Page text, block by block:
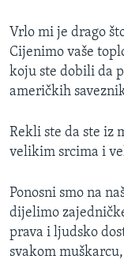
SLOBODA MEDIJA
ŽENSKA STRANA
IZBJEGLIČKA
O GLASU AMERIKE
Learning English
PRATITE NAS
Vrlo mi je drago
Cijenimo vaše
koju ste dobili da
američkih
Rekli ste da ste iz
velikim srcima i
Ponosni smo na
dijelimo
prava i ljudsko
svakom